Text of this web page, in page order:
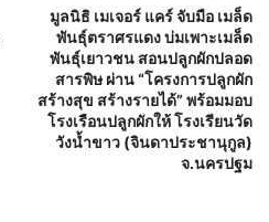
มูลนิธิ เมเจอร์ แคร์ จับมือ เมล็ด
พันธุ์ตราศรแดง บ่มเพาะเมล็ด
พันธุ์เยาวชน สอนปลูกผักปลอด
สารพิษ ผ่าน “โครงการปลูกผัก
สร้างสุข สร้างรายได้” พร้อมมอบ
โรงเรือนปลูกผักให้ โรงเรียนวัด
วังน้ำขาว (จินดาประชานุกูล)
จ.นครปฐม